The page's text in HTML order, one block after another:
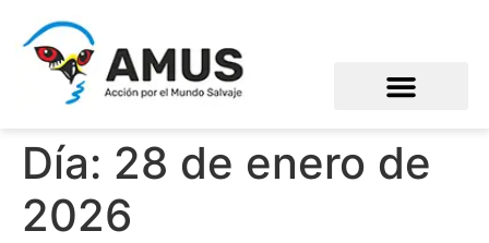
Día: 28 de enero de
2026